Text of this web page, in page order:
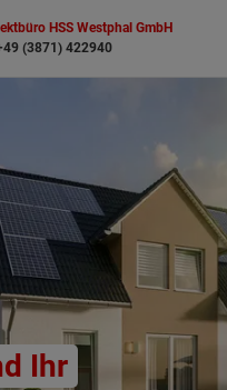
HSS Westphal GmbH
(3871) 422940
Ihr
Sie suchen?